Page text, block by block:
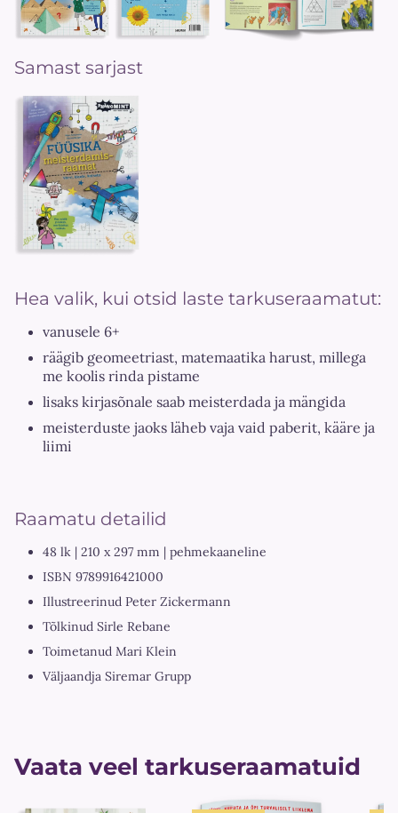
Samast sarjast
Hea valik, kui otsid laste tarkuseraamatut:
vanusele 6+
räägib geomeetriast, matemaatika harust, millega
me koolis rinda pistame
lisaks kirjasõnale saab meisterdada ja mängida
meisterduste jaoks läheb vaja vaid paberit, kääre ja
liimi
Raamatu detailid
48 lk | 210 x 297 mm | pehmekaaneline
ISBN 9789916421000
Illustreerinud Peter Zickermann
Tõlkinud Sirle Rebane
Toimetanud Mari Klein
Väljaandja Siremar Grupp
Vaata veel tarkuseraamatuid